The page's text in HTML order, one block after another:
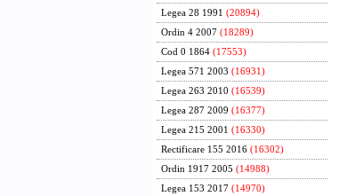
Legea 28 1991 (20894)
Ordin 4 2007 (18289)
Cod 0 1864 (17553)
Legea 571 2003 (16931)
Legea 263 2010 (16539)
Legea 287 2009 (16377)
Legea 215 2001 (16330)
Rectificare 155 2016 (16302)
Ordin 1917 2005 (14988)
Legea 153 2017 (14970)